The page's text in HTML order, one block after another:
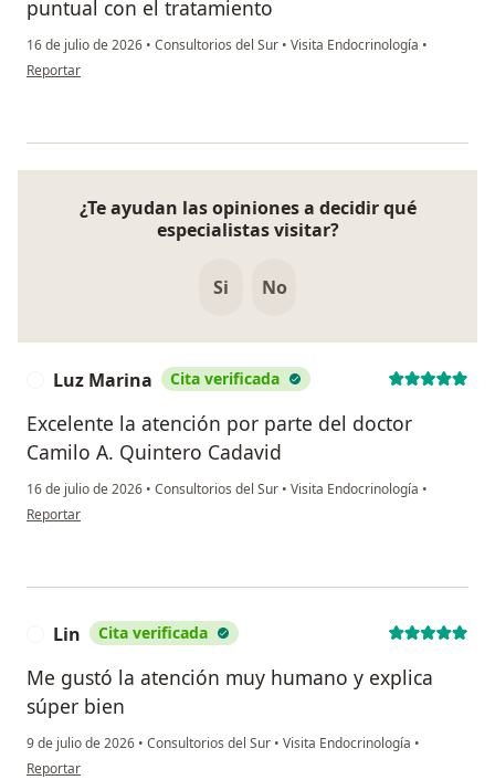
puntual con el tratamiento
16 de julio de 2026 • Consultorios del Sur • Visita Endocrinología •
en opinión del usuario Sara Correa
Reportar
¿Te ayudan las opiniones a decidir qué
especialistas visitar?
Si No
Luz Marina Cita verificada
Excelente la atención por parte del doctor
Camilo A. Quintero Cadavid
16 de julio de 2026 • Consultorios del Sur • Visita Endocrinología •
en opinión del usuario Luz Marina
Reportar
Lin Cita verificada
Me gustó la atención muy humano y explica
súper bien
9 de julio de 2026 • Consultorios del Sur • Visita Endocrinología •
en opinión del usuario Lin
Reportar